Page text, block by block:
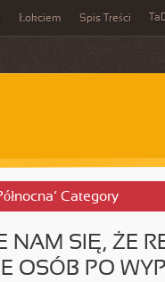
Łokciem Spis Treści
Category
NAM SIĘ, ŻE
OSÓB PO